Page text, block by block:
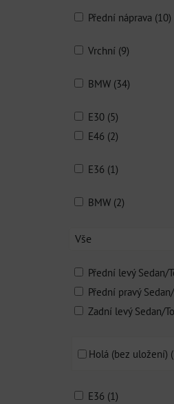
Přední náprava (10)
Vrchní (9)
BMW (34)
E30 (5)
E46 (2)
E36 (1)
BMW (2)
Vše
Přední levý Sedan/
Přední pravý
Zadní levý Sedan/
Holá (bez uložení)
E36 (1)